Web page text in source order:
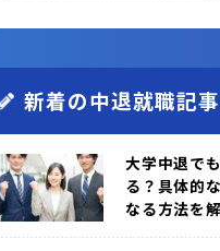
新着の中退就職記事
大学中退で
る？具体的
なる方法を